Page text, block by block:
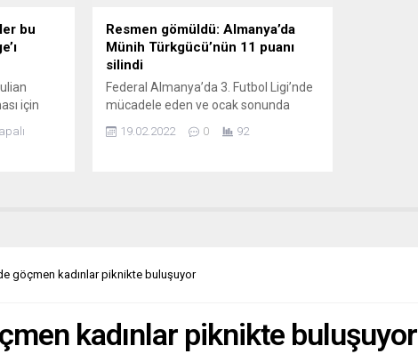
bu
için
Guido
ve
Resmen gömüldü: Almanya’da
Münih Türkgücü’nün 11 puanı
silindi
Federal Almanya’da 3. Futbol Ligi’nde
mücadele eden ve ocak sonunda
açılması için Münih yerel
aktarılan açıklamada, Münih
19.02.2022 0 92
göçmen kadınlar piknikte buluşuyor
kadınlar piknikte buluşuyor